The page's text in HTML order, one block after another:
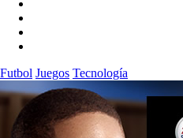
Futbol Juegos Tecnología